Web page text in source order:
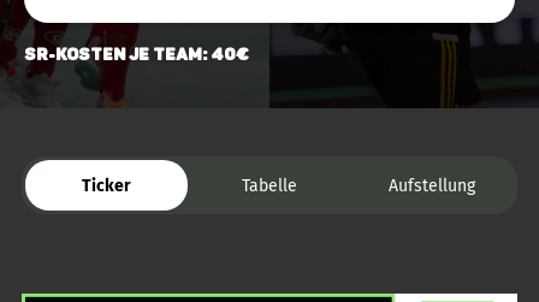
SR-Kosten je Team: 40€
Ticker Tabelle Aufstellung